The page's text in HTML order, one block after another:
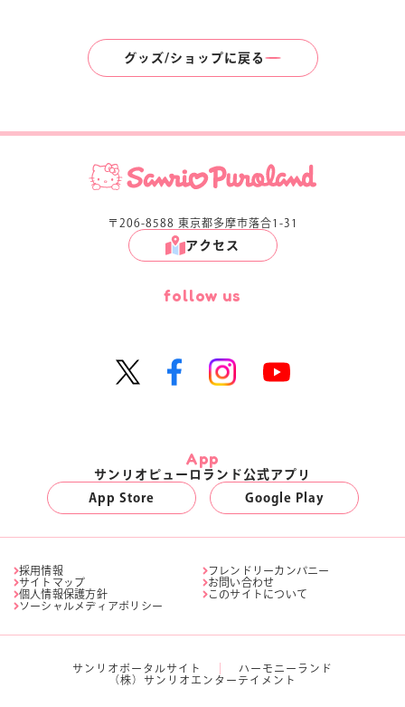
グッズ/ショップに戻る
〒206-8588 東京都多摩市落合1-31
アクセス
follow us
App
サンリオピューロランド公式アプリ
App Store
Google Play
採用情報
フレンドリーカンパニー
サイトマップ
お問い合わせ
個人情報保護方針
このサイトについて
ソーシャルメディアポリシー
サンリオポータルサイト
ハーモニーランド
（株）サンリオエンターテイメント